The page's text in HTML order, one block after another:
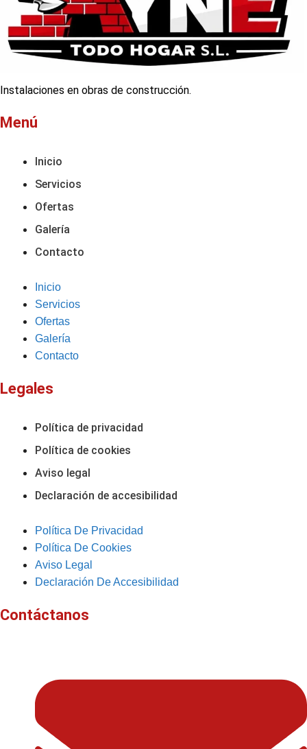
Instalaciones en obras de construcción.
Menú
Inicio
Servicios
Ofertas
Galería
Contacto
Inicio
Servicios
Ofertas
Galería
Contacto
Legales
Política de privacidad
Política de cookies
Aviso legal
Declaración de accesibilidad
Política De Privacidad
Política De Cookies
Aviso Legal
Declaración De Accesibilidad
Contáctanos